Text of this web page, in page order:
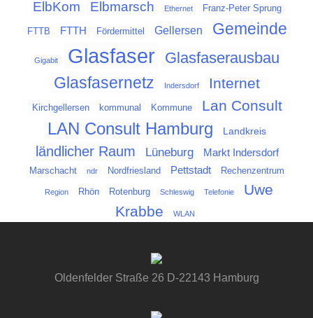
ElbKom Elbmarsch Ethernet Franz-Peter Sprung
FTTB FTTH Fördermittel Gellersen Gemeinde
Gigabit Glasfaser Glasfaserausbau
Glasfasernetz Indersdorf Internet
Kirchgellersen kommunal Kommune Lan Consult
LAN Consult Hamburg Landkreis
ländlicher Raum Lüneburg Markt Indersdorf
Marschacht ndr Nordfriesland Pettstadt Rechenzentrum
Region Rhön Rotenburg Schleswig Telefonie
Uwe
Krabbe
WLAN
Oldenfelder Straße 26 D-22143 Hamburg